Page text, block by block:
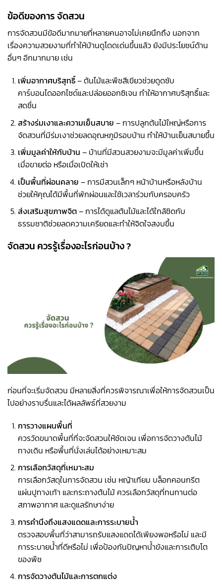
ข้อดีของการ จัดสวน
การจัดสวนมีข้อดีมากมายที่หลายคนอาจไม่เคยนึกถึง นอกจาก
เรื่องความสวยงามที่ทำให้บ้านดูโดดเด่นขึ้นแล้ว ยังมีประโยชน์ด้าน
อื่นๆ อีกมากมาย เช่น
เพิ่มอากาศบริสุทธิ์– ต้นไม้และพืชสีเขียวช่วยดูดซับ
คาร์บอนไดออกไซด์และปล่อยออกซิเจน ทำให้อากาศบริสุทธิ์และ
สดชื่น
สร้างร่มเงาและความเย็นสบาย – การปลูกต้นไม้ใหญ่หรือการ
จัดสวนที่มีร่มเงาช่วยลดอุณหภูมิรอบบ้าน ทำให้บ้านเย็นสบายขึ้น
เพิ่มมูลค่าให้กับบ้าน – บ้านที่มีสวนสวยงามจะมีมูลค่าเพิ่มขึ้น
เมื่อขายต่อ หรือเมื่อเปิดให้เช่า
เป็นพื้นที่ผ่อนคลาย – การมีสวนเล็กๆ หน้าบ้านหรือหลังบ้าน
ช่วยให้คุณได้มีพื้นที่พักผ่อนและใช้เวลาร่วมกับครอบครัว
ส่งเสริมสุขภาพจิต– การได้ดูแลต้นไม้และได้ใกล้ชิดกับ
ธรรมชาติช่วยลดความเครียดและทำให้จิตใจสงบขึ้น
จัดสวน ควรรู้เรื่องอะไรก่อนบ้าง ?
ก่อนที่จะเริ่มจัดสวน มีหลายสิ่งที่ควรพิจารณาเพื่อให้การจัดสวนเป็น
ไปอย่างราบรื่นและได้ผลลัพธ์ที่สวยงาม
การวางแผนพื้นที่
ควรวัดขนาดพื้นที่ที่จะจัดสวนให้ชัดเจน เพื่อการจัดวางต้นไม้
ทางเดิน หรือพื้นที่นั่งเล่นได้อย่างเหมาะสม
การเลือกวัสดุที่เหมาะสม
การเลือกวัสดุในการจัดสวน เช่น หญ้าเทียม บล็อกคอนกรีต
แผ่นปูทางเท้า และกระถางต้นไม้ ควรเลือกวัสดุที่ทนทานต่อ
สภาพอากาศ และดูแลรักษาง่าย
การคำนึงถึงแสงแดดและการระบายน้ำ
ตรวจสอบพื้นที่ว่าสามารถรับแสงแดดได้เพียงพอหรือไม่ และมี
การระบายน้ำที่ดีหรือไม่ เพื่อป้องกันปัญหาน้ำขังและการเติบโต
ของพืช
การจัดวางต้นไม้และการตกแต่ง